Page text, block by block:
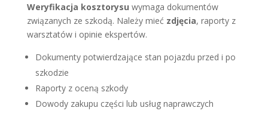
Weryfikacja kosztorysu wymaga dokumentów
związanych ze szkodą. Należy mieć zdjęcia, raporty z
warsztatów i opinie ekspertów.
Dokumenty potwierdzające stan pojazdu przed i po
szkodzie
Raporty z oceną szkody
Dowody zakupu części lub usług naprawczych